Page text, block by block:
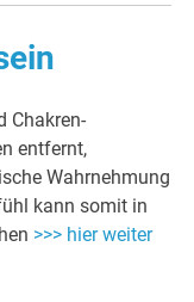
Chakren-
entfernt,
Wahrnehmung
kann somit in
>>> hier weiter